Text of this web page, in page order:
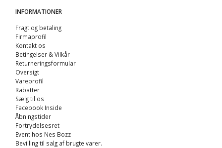
INFORMATIONER
Fragt og betaling
Firmaprofil
Kontakt os
Betingelser & Vilkår
Returneringsformular
Oversigt
Vareprofil
Rabatter
Sælg til os
Facebook Inside
Åbningstider
Fortrydelsesret
Event hos Nes Bozz
Bevilling til salg af brugte varer.